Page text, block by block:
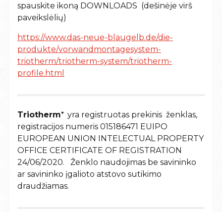
spauskite ikoną DOWNLOADS (dešinėje virš
paveikslėlių)
https://www.das-neue-blaugelb.de/die-
produkte/vorwandmontagesystem-
triotherm/triotherm-system/triotherm-
profile.html
Triotherm⁺yra registruotas prekinis ženklas,
registracijos numeris 015186471 EUIPO
EUROPEAN UNION INTELECTUAL PROPERTY
OFFICE CERTIFICATE OF REGISTRATION
24/06/2020. Ženklo naudojimas be savininko
ar savininko įgalioto atstovo sutikimo
draudžiamas.